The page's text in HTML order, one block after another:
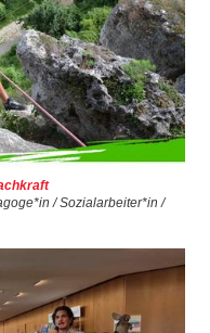
/ Sozialarbeiter*in /